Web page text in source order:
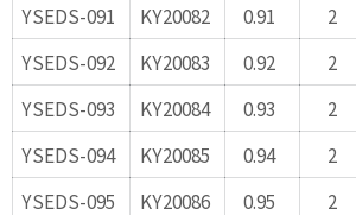
YSEDS-091
KY20082 0.91 2
YSEDS-092
KY20083 0.92 2
YSEDS-093
KY20084 0.93 2
YSEDS-094
KY20085 0.94 2
YSEDS-095
KY20086 0.95 2